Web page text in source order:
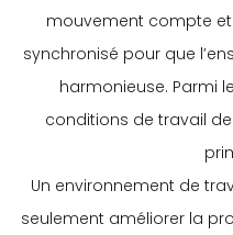
mouvement compte
synchronisé pour que
harmonieuse. Parmi
conditions de travail
Un environnement de
seulement améliorer la